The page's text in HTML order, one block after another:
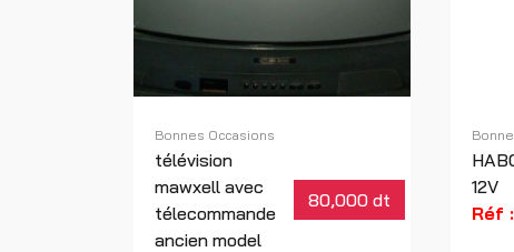
Bonnes Occasions
télévision
mawxell avec
télecommande
ancien model
80,000 dt
12V
Réf